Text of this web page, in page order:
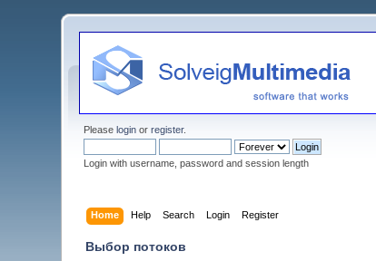
Pleaselogin orregister.
Login with username, password and session length
Home Help Search Login Register
Выбор потоков